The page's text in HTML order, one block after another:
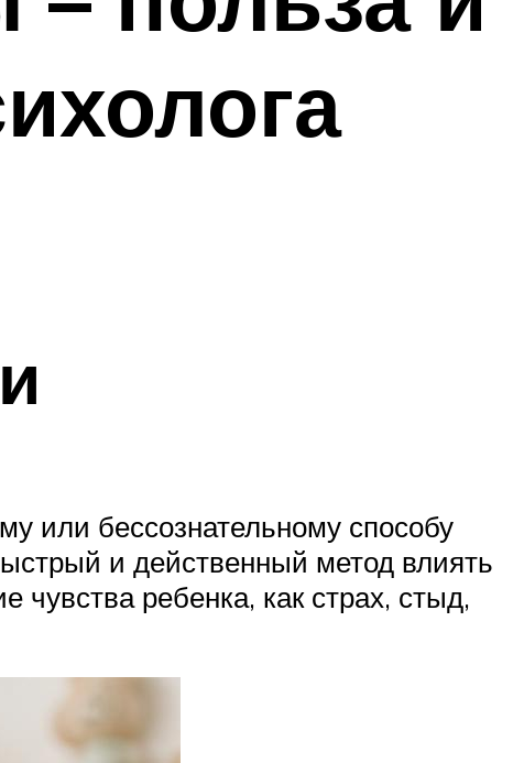
или бессознательному способу
и действенный метод влиять
чувства ребенка, как страх, стыд,